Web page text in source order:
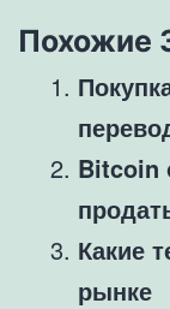
Похожие
Bitcoin
Какие
рынке